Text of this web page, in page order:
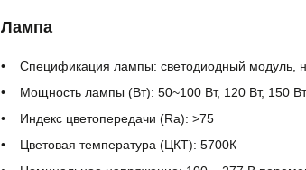
Лампа
Спецификация лампы: светодиодный модуль,
Мощность лампы (Вт): 50~100 Вт, 120 Вт, 150
Индекс цветопередачи (Ra): >75
Цветовая температура (ЦКТ): 5700К